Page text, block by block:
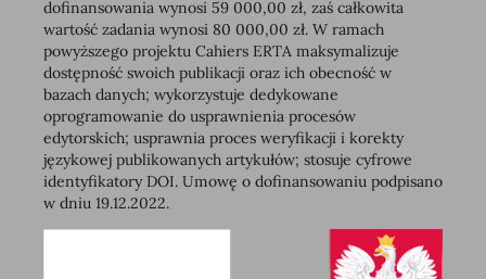
dofinansowania wynosi 59 000,00 zł, zaś całkowita
wartość zadania wynosi 80 000,00 zł. W ramach
powyższego projektu Cahiers ERTA maksymalizuje
dostępność swoich publikacji oraz ich obecność w
bazach danych; wykorzystuje dedykowane
oprogramowanie do usprawnienia procesów
edytorskich; usprawnia proces weryfikacji i korekty
językowej publikowanych artykułów; stosuje cyfrowe
identyfikatory DOI. Umowę o dofinansowaniu podpisano
w dniu 19.12.2022.